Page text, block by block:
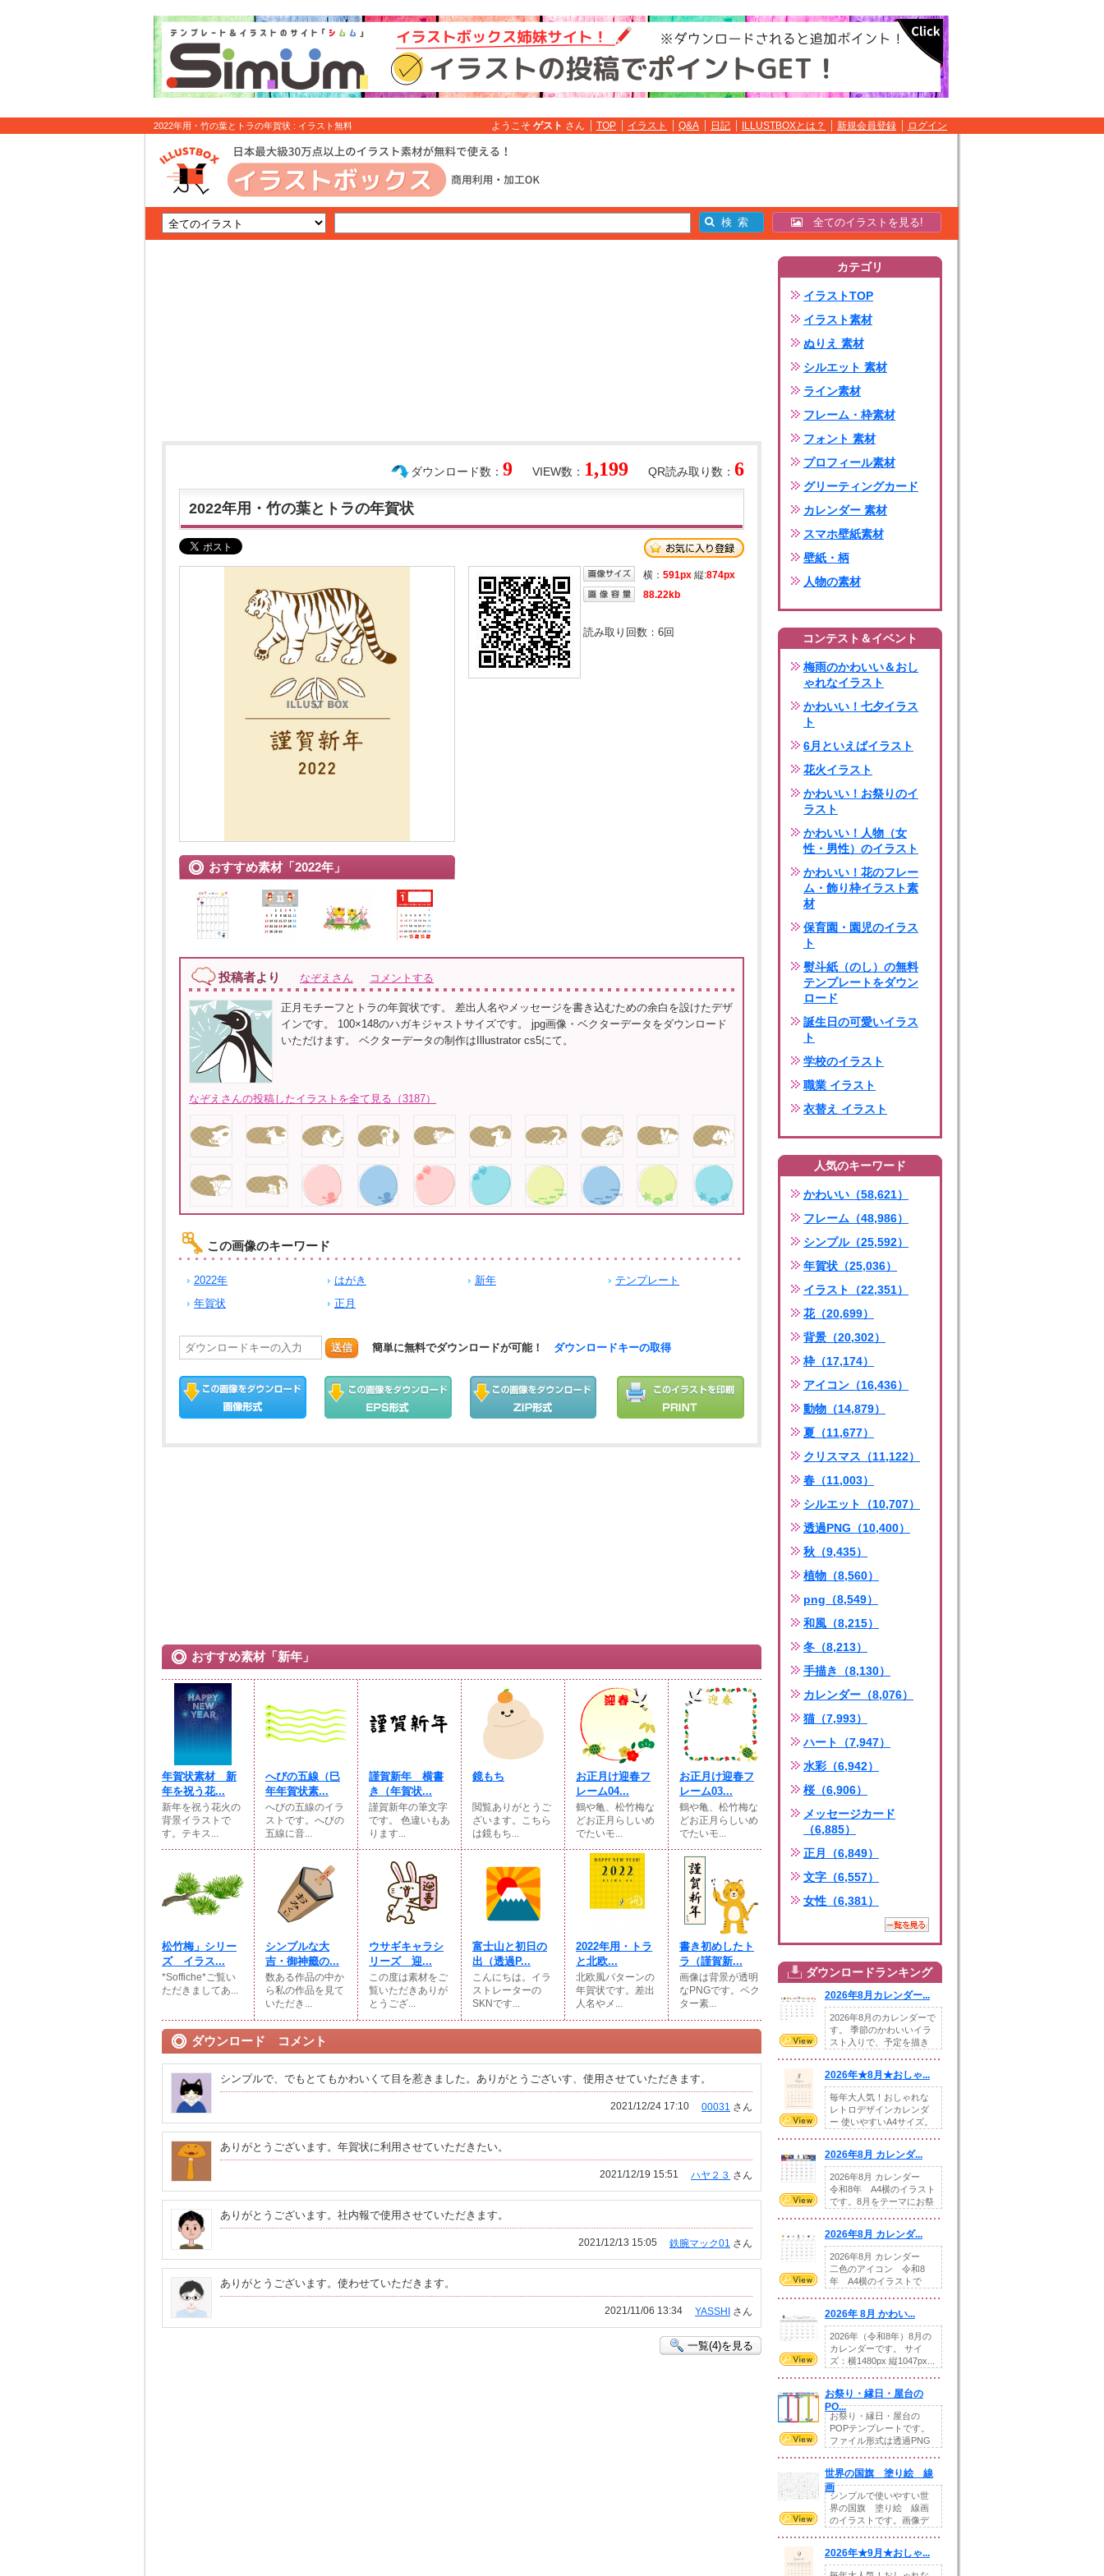
2022年用・竹の葉とトラの年賀状 : イラスト無料 ようこそ ゲスト さん TOP イラスト Q&A 日記 ILLUSTBOXとは？ 新規会員登録 ログイン
全てのイラストを見る!
QR読み取り数： 6
VIEW数： 1,199
ダウンロード数： 9
2022年用・竹の葉とトラの年賀状
おすすめ素材「2022年」
横： 591px 縦:874px
88.22kb
読み取り回数： 6回
投稿者より なぞえさん コメントする
正月モチーフとトラの年賀状です。 差出人名やメッセージを書き込むための余白を設けたデザ
インです。 100×148のハガキジャストサイズです。 jpg画像・ベクターデータをダウンロード
いただけます。 ベクターデータの制作はIllustrator cs5にて。
なぞえさんの投稿したイラストを全て見る（3187）
この画像のキーワード
2022年 はがき 新年
テンプレート
年賀状
正月
送信 簡単に無料でダウンロードが可能！ ダウンロードキーの取得
おすすめ素材「新年」
年賀状素材 新
年を祝う花...
新年を祝う花火の
背景イラストで
す。テキス...
へびの五線（巳
年年賀状素...
へびの五線のイラ
ストです。へびの
五線に音...
謹賀新年 横書
き（年賀状...
謹賀新年の筆文字
です。 色違いもあ
ります...
鏡もち
閲覧ありがとうご
ざいます。こちら
は鏡もち...
お正月け迎春フ
レーム04...
鶴や亀、松竹梅な
どお正月らしいめ
でたいモ...
お正月け迎春フ
レーム03...
鶴や亀、松竹梅な
どお正月らしいめ
でたいモ...
松竹梅」シリー
ズ イラス...
*Soffiche*ご覧い
ただきましてあ...
シンプルな大
吉・御神籤の...
数ある作品の中か
ら私の作品を見て
いただき...
ウサギキャラシ
リーズ 迎...
この度は素材をご
覧いただきありが
とうござ...
富士山と初日の
出（透過P...
こんにちは。イラ
ストレーターの
SKNです...
2022年用・トラ
と北欧...
北欧風パターンの
年賀状です。差出
人名やメ...
書き初めしたト
ラ（謹賀新...
画像は背景が透明
なPNGです。ベク
ター素...
ダウンロード コメント
シンプルで、でもとてもかわいくて目を惹きました。ありがとうございす、使用させていただきます。
00031 さん
2021/12/24 17:10
ありがとうございます。年賀状に利用させていただきたい。
ハヤ２３ さん
2021/12/19 15:51
ありがとうございます。社内報で使用させていただきます。
鉄腕マック01 さん
2021/12/13 15:05
ありがとうございます。使わせていただきます。
YASSHI さん
2021/11/06 13:34
一覧(4)を見る
カテゴリ
イラストTOP
イラスト素材
ぬりえ 素材
シルエット 素材
ライン素材
フレーム・枠素材
フォント 素材
プロフィール素材
グリーティングカード
カレンダー 素材
スマホ壁紙素材
壁紙・柄
人物の素材
コンテスト＆イベント
梅雨のかわいい＆おし
ゃれなイラスト
かわいい！七夕イラス
ト
6月といえばイラスト
花火イラスト
かわいい！お祭りのイ
ラスト
かわいい！人物（女
性・男性）のイラスト
かわいい！花のフレー
ム・飾り枠イラスト素
材
保育園・園児のイラス
ト
熨斗紙（のし）の無料
テンプレートをダウン
ロード
誕生日の可愛いイラス
ト
学校のイラスト
職業 イラスト
衣替え イラスト
人気のキーワード
かわいい（58,621）
フレーム（48,986）
シンプル（25,592）
年賀状（25,036）
イラスト（22,351）
花（20,699）
背景（20,302）
枠（17,174）
アイコン（16,436）
動物（14,879）
夏（11,677）
クリスマス（11,122）
春（11,003）
シルエット（10,707）
透過PNG（10,400）
秋（9,435）
植物（8,560）
png（8,549）
和風（8,215）
冬（8,213）
手描き（8,130）
カレンダー（8,076）
猫（7,993）
ハート（7,947）
水彩（6,942）
桜（6,906）
メッセージカード
（6,885）
正月（6,849）
文字（6,557）
女性（6,381）
ダウンロードランキング
2026年8月カレンダー...
2026年8月のカレンダーで
す。 季節のかわいいイラ
スト入りで、予定を描き
2026年★8月★おしゃ...
毎年大人気！おしゃれな
レトロデザインカレンダ
ー 使いやすいA4サイズ。
2026年8月 カレンダ...
2026年8月 カレンダー
令和8年 A4横のイラスト
です。8月をテーマにお祭
2026年8月 カレンダ...
2026年8月 カレンダー
二色のアイコン 令和8
年 A4横のイラストで
2026年 8月 かわい...
2026年（令和8年）8月の
カレンダーです。 サイ
ズ：横1480px 縦1047px...
お祭り・縁日・屋台の
PO...
お祭り・縁日・屋台の
POPテンプレートです。
ファイル形式は透過PNG
世界の国旗 塗り絵 線
画
シンプルで使いやすい世
界の国旗 塗り絵 線画
のイラストです。画像デ
2026年★9月★おしゃ...